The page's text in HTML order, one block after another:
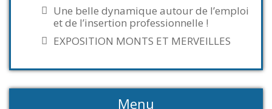
Une belle dynamique autour de l’emploi
et de l’insertion professionnelle !
EXPOSITION MONTS ET MERVEILLES
Menu